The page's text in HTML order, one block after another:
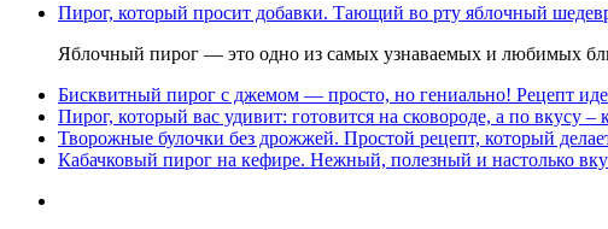
Пирог, который просит добавки. Тающий во рту яблочный
Яблочный пирог — это одно из самых узнаваемых и любимых
Бисквитный пирог с джемом — просто, но гениально! Рецепт
Пирог, который вас удивит: готовится на сковороде, а по вкусу
Творожные булочки без дрожжей. Простой рецепт, который
Кабачковый пирог на кефире. Нежный, полезный и настолько